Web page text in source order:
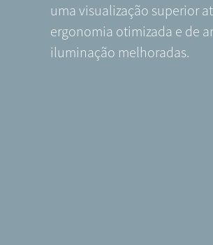
uma visualização superior
ergonomia otimizada e de
iluminação melhoradas.